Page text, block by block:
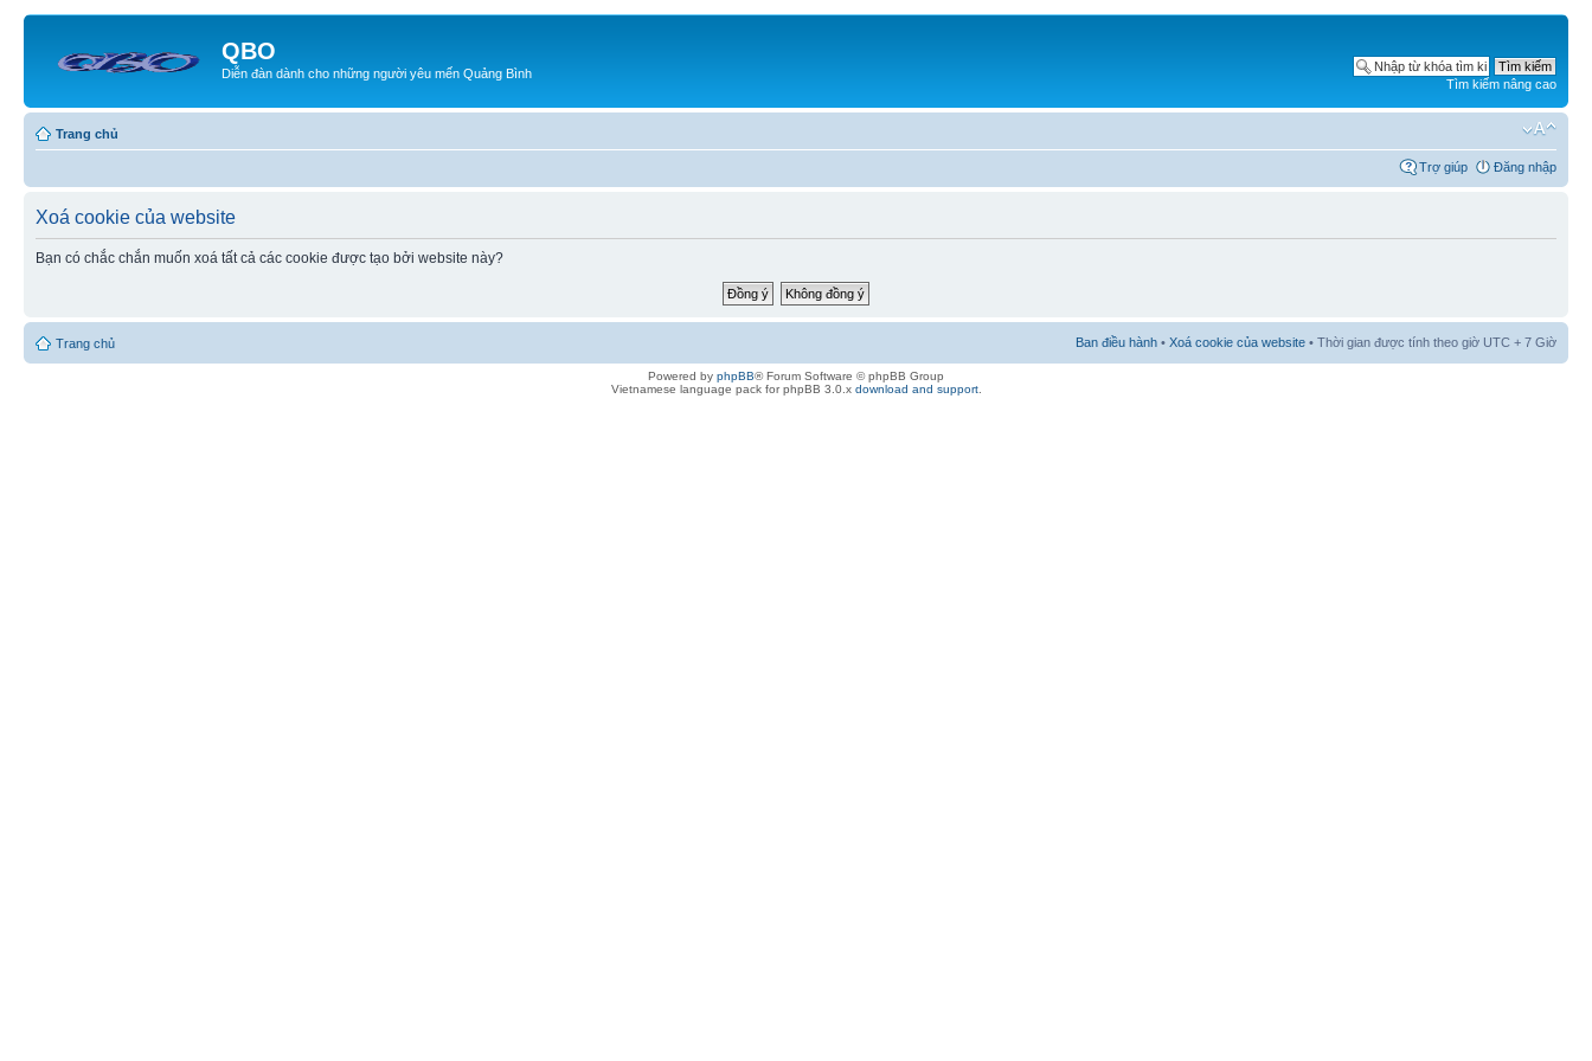
QBO
Diễn đàn dành cho những người yêu mến Quảng Bình
Tìm kiếm nâng cao
Trang chủ
Trợ giúp Đăng nhập
Xoá cookie của website
Bạn có chắc chắn muốn xoá tất cả các cookie được tạo bởi website này?
Trang chủ Ban điều hành • Xoá cookie của website • Thời gian được tính theo giờ UTC + 7 Giờ
Powered by phpBB® Forum Software © phpBB Group
Vietnamese language pack for phpBB 3.0.x download and support.